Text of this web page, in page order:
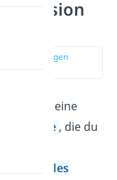
Video springen
ist eine
, die du